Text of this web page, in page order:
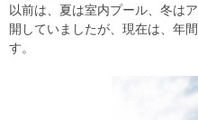
以前は、夏は室内プール、冬は
開していましたが、現在は、年
す。